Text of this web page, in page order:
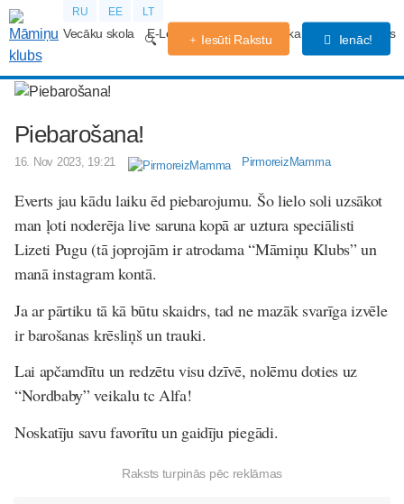
RU EE LT
Vecāku skola E-Lekcijas Grūtniecības kalendārs Forums
Iesūti Rakstu Ienāc!
Piebarošana!
16. Nov 2023, 19:21 PirmoreizMamma
Everts jau kādu laiku ēd piebarojumu. Šo lielo soli uzsākot
man ļoti noderēja live saruna kopā ar uztura speciālisti
Lizeti Pugu (tā joprojām ir atrodama “Māmiņu Klubs” un
manā instagram kontā.
Ja ar pārtiku tā kā būtu skaidrs, tad ne mazāk svarīga izvēle
ir barošanas krēsliņš un trauki.
Lai apčamdītu un redzētu visu dzīvē, nolēmu doties uz
“Nordbaby” veikalu tc Alfa!
Noskatīju savu favorītu un gaidīju piegādi.
Raksts turpinās pēc reklāmas